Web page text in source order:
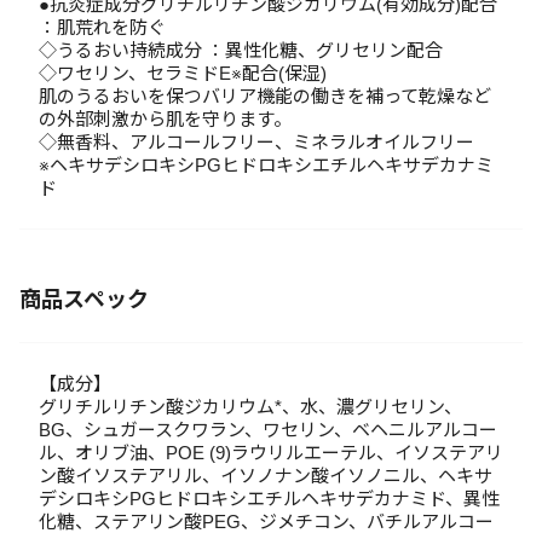
●抗炎症成分グリチルリチン酸ジカリウム(有効成分)配合
：肌荒れを防ぐ
◇うるおい持続成分 ：異性化糖、グリセリン配合
◇ワセリン、セラミドE※配合(保湿)
肌のうるおいを保つバリア機能の働きを補って乾燥など
の外部刺激から肌を守ります。
◇無香料、アルコールフリー、ミネラルオイルフリー
※ヘキサデシロキシPGヒドロキシエチルヘキサデカナミ
ド
商品スペック
【成分】
グリチルリチン酸ジカリウム*、水、濃グリセリン、
BG、シュガースクワラン、ワセリン、ベヘニルアルコー
ル、オリブ油、POE (9)ラウリルエーテル、イソステアリ
ン酸イソステアリル、イソノナン酸イソノニル、ヘキサ
デシロキシPGヒドロキシエチルヘキサデカナミド、異性
化糖、ステアリン酸PEG、ジメチコン、バチルアルコー